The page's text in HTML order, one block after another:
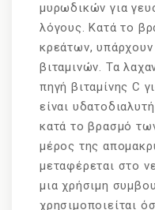
μυρωδικών για
λόγους. Κατά το
κρεάτων,
βιταμινών. Τα
πηγή βιταμίνης C
είναι
κατά το βρασμό
μέρος της
μεταφέρεται στο
μια χρήσιμη
χρησιμοποιείται